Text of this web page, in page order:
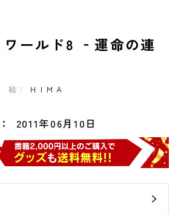
ワールド8 ‐運命の連
絵： ＨＩＭＡ
2011年06月10日